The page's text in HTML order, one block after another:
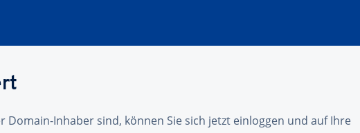
Domain-Inhaber sind, können Sie sich jetzt einloggen und auf Ihre